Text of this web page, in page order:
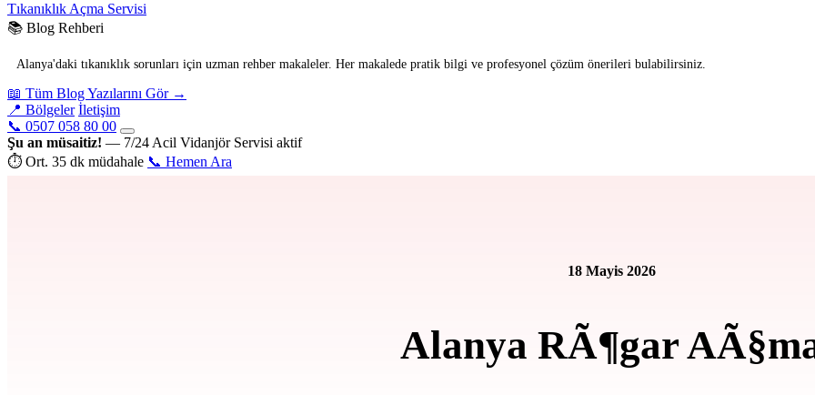
Tıkanıklık Açma Servisi
📚 Blog Rehberi
Alanya'daki tıkanıklık sorunları için uzman rehber makaleler. Her makalede pratik bilgi ve profesyonel çözüm önerileri bulabilirsiniz.
📖 Tüm Blog Yazılarını Gör →
📍 Bölgeler İletişim
📞 0507 058 80 00
Şu an müsaitiz! — 7/24 Acil Vidanjör Servisi aktif
⏱ Ort. 35 dk müdahale 📞 Hemen Ara
18 Mayis 2026
Alanya RÃ¶gar